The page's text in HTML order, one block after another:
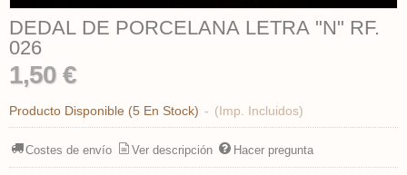
DEDAL DE PORCELANA LETRA "N" RF.
026
1,50 €
Producto Disponible (5 En Stock) - (Imp. Incluidos)
Costes de envío Ver descripción Hacer pregunta